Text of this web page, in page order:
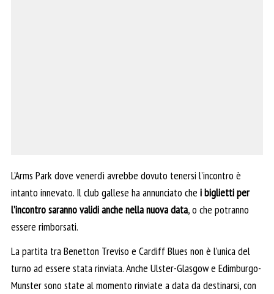
L’Arms Park dove venerdì avrebbe dovuto tenersi l’incontro è
intanto innevato. Il club gallese ha annunciato che i biglietti per
l’incontro saranno validi anche nella nuova data, o che potranno
essere rimborsati.
La partita tra Benetton Treviso e Cardiff Blues non è l’unica del
turno ad essere stata rinviata. Anche Ulster-Glasgow e Edimburgo-
Munster sono state al momento rinviate a data da destinarsi, con